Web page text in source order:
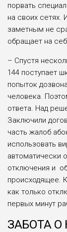
порвать
на своих сетях.
заметным не
обращает на
– Спустя
144 поступает
попыток
человека.
ответа. Над
Заключили
часть жалоб
использовать
автоматически
отключения и
происходящее.
как только
первых минут
ЗАБОТА О